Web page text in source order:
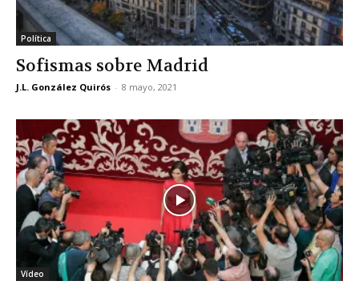
Política
Sofismas sobre Madrid
J.L. González Quirós - 8 mayo, 2021
Vídeo